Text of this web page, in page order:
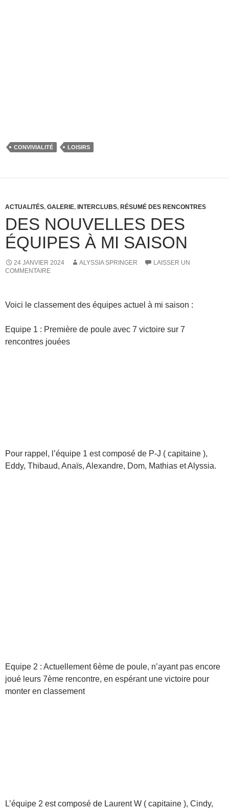
CONVIVIALITÉ LOISIRS
ACTUALITÉS, GALERIE, INTERCLUBS, RÉSUMÉ DES RENCONTRES
DES NOUVELLES DES
ÉQUIPES À MI SAISON
24 JANVIER 2024 ALYSSIA SPRINGER
LAISSER UN
COMMENTAIRE
Voici le classement des équipes actuel à mi saison :
Equipe 1 : Première de poule avec 7 victoire sur 7
rencontres jouées
Pour rappel, l’équipe 1 est composé de P-J ( capitaine ),
Eddy, Thibaud, Anaïs, Alexandre, Dom, Mathias et Alyssia.
Equipe 2 : Actuellement 6ème de poule, n’ayant pas encore
joué leurs 7ème rencontre, en espérant une victoire pour
monter en classement
L’équipe 2 est composé de Laurent W ( capitaine ), Cindy,